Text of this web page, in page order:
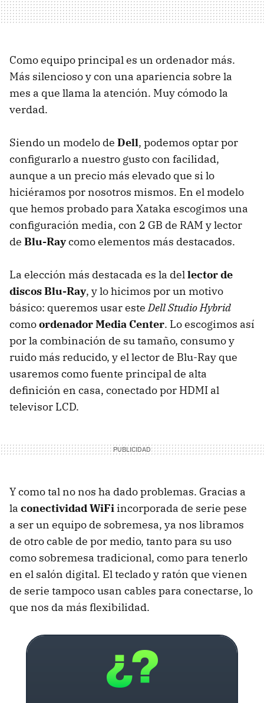
Como equipo principal es un ordenador más.
Más silencioso y con una apariencia sobre la
mes a que llama la atención. Muy cómodo la
verdad.
Siendo un modelo de Dell, podemos optar por
configurarlo a nuestro gusto con facilidad,
aunque a un precio más elevado que si lo
hiciéramos por nosotros mismos. En el modelo
que hemos probado para Xataka escogimos una
configuración media, con 2 GB de RAM y lector
de Blu-Raycomo elementos más destacados.
La elección más destacada es la dellector de
discos Blu-Ray, y lo hicimos por un motivo
básico: queremos usar esteDell Studio Hybrid
comoordenador Media Center. Lo escogimos así
por la combinación de su tamaño, consumo y
ruido más reducido, y el lector de Blu-Ray que
usaremos como fuente principal de alta
definición en casa, conectado por HDMI al
televisor LCD.
Y como tal no nos ha dado problemas. Gracias a
la conectividad WiFi incorporada de serie pese
a ser un equipo de sobremesa, ya nos libramos
de otro cable de por medio, tanto para su uso
como sobremesa tradicional, como para tenerlo
en el salón digital. El teclado y ratón que vienen
de serie tampoco usan cables para conectarse, lo
que nos da más flexibilidad.